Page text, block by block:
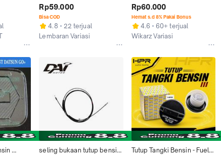
Datsun
Bensin Mobil Datsun Go+
Go Plus Model Luxury
Rp59.000
Bisa COD
4.8
22 terjual
Lembaran Variasi
Datsun Go+ Panca Chrome
Sporty
Rp60.000
Hemat s.d 8% Pakai Bonus
4.6
60+ terjual
Wikarz Variasi
seling bukaan tutup bensin
Tutup Tangki Bensin - Fuel